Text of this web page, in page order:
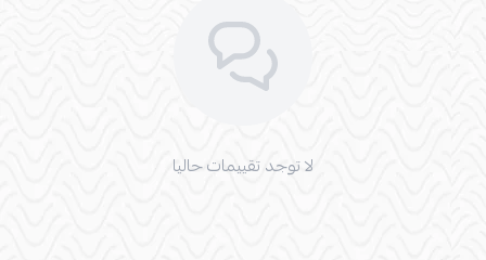
لا توجد تقييمات حاليا